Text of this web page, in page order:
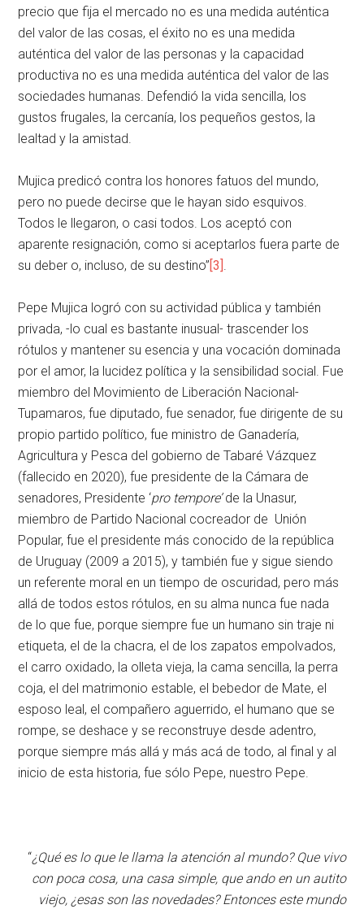
precio que fija el mercado no es una medida auténtica
del valor de las cosas, el éxito no es una medida
auténtica del valor de las personas y la capacidad
productiva no es una medida auténtica del valor de las
sociedades humanas. Defendió la vida sencilla, los
gustos frugales, la cercanía, los pequeños gestos, la
lealtad y la amistad.
Mujica predicó contra los honores fatuos del mundo,
pero no puede decirse que le hayan sido esquivos.
Todos le llegaron, o casi todos. Los aceptó con
aparente resignación, como si aceptarlos fuera parte de
su deber o, incluso, de su destino”[3].
Pepe Mujica logró con su actividad pública y también
privada, -lo cual es bastante inusual- trascender los
rótulos y mantener su esencia y una vocación dominada
por el amor, la lucidez política y la sensibilidad social. Fue
miembro del Movimiento de Liberación Nacional-
Tupamaros, fue diputado, fue senador, fue dirigente de su
propio partido político, fue ministro de Ganadería,
Agricultura y Pesca del gobierno de Tabaré Vázquez
(fallecido en 2020), fue presidente de la Cámara de
senadores, Presidente ‘pro tempore’de la Unasur,
miembro de Partido Nacional cocreador de Unión
Popular, fue el presidente más conocido de la república
de Uruguay (2009 a 2015), y también fue y sigue siendo
un referente moral en un tiempo de oscuridad, pero más
allá de todos estos rótulos, en su alma nunca fue nada
de lo que fue, porque siempre fue un humano sin traje ni
etiqueta, el de la chacra, el de los zapatos empolvados,
el carro oxidado, la olleta vieja, la cama sencilla, la perra
coja, el del matrimonio estable, el bebedor de Mate, el
esposo leal, el compañero aguerrido, el humano que se
rompe, se deshace y se reconstruye desde adentro,
porque siempre más allá y más acá de todo, al final y al
inicio de esta historia, fue sólo Pepe, nuestro Pepe.
“¿Qué es lo que le llama la atención al mundo? Que vivo
con poca cosa, una casa simple, que ando en un autito
viejo, ¿esas son las novedades? Entonces este mundo